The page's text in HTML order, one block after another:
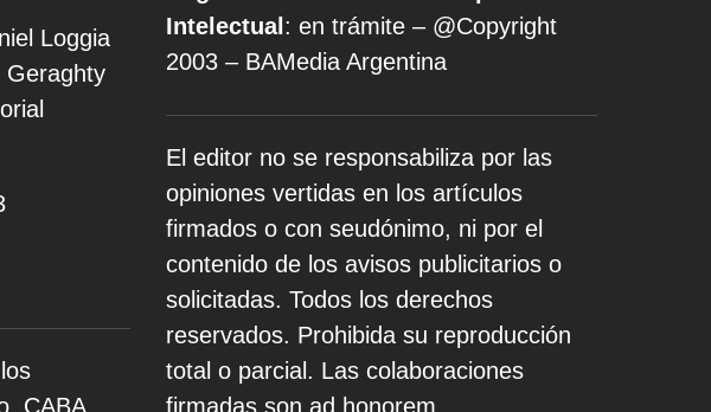
Loggia
Geraghty
CABA,
Intelectual : en trámite – @Copyright
2003 – BAMedia Argentina
El editor no se responsabiliza por las
opiniones vertidas en los artículos
firmados o con seudónimo, ni por el
contenido de los avisos publicitarios o
solicitadas. Todos los derechos
reservados. Prohibida su reproducción
total o parcial. Las colaboraciones
firmadas son ad honorem.